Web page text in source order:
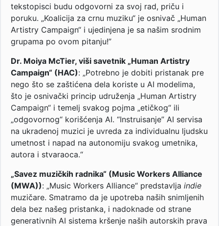
tekstopisci budu odgovorni za svoj rad, priču i
poruku. „Koalicija za crnu muziku“ je osnivač „Human
Artistry Campaign“ i ujedinjena je sa našim srodnim
grupama po ovom pitanju!”
Dr. Moiya McTier, viši savetnik „Human Artistry
Campaign“ (HAC): „Potrebno je dobiti pristanak pre
nego što se zaštićena dela koriste u AI modelima,
što je osnivački princip udruženja „Human Artistry
Campaign“ i temelj svakog pojma „etičkog“ ili
„odgovornog“ korišćenja AI. “Instruisanje” AI servisa
na ukradenoj muzici je uvreda za individualnu ljudsku
umetnost i napad na autonomiju svakog umetnika,
autora i stvaraoca.“
„Savez muzičkih radnika“ (Music Workers Alliance
(MWA)): „Music Workers Alliance“ predstavlja indie
muzičare. Smatramo da je upotreba naših snimljenih
dela bez našeg pristanka, i nadoknade od strane
generativnih AI sistema kršenje naših autorskih prava